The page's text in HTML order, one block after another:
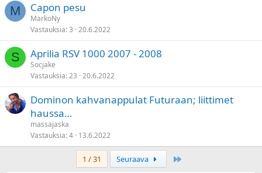
M Capon pesu
MarkoNy
Vastauksia 3 20.6.2022
S Aprilia RSV 1000 2007 - 2008
Socjake
Vastauksia 23 20.6.2022
Dominon kahvanappulat Futuraan; liittimet
haussa…
massajaska
Vastauksia 4 13.6.2022
1 / 31 Seuraava